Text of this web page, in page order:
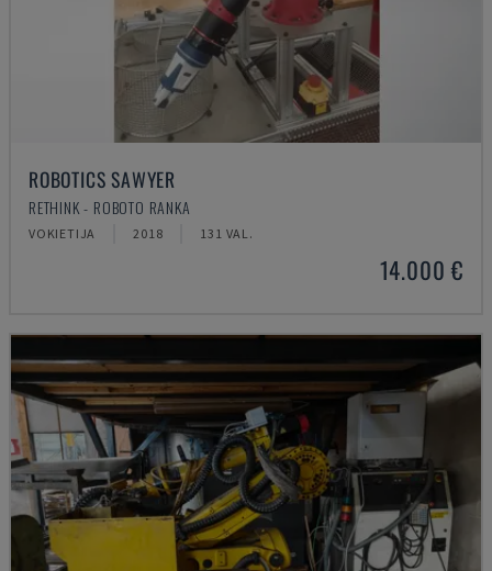
ROBOTICS SAWYER
RETHINK - ROBOTO RANKA
VOKIETIJA 2018 131 VAL.
14.000 €